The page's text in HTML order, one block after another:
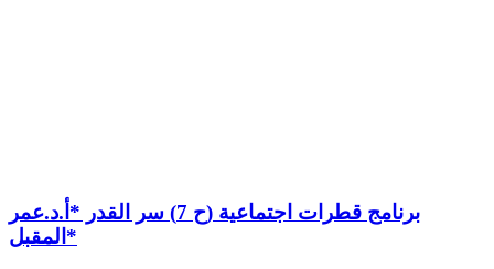
برنامج قطرات اجتماعية (ح 7) سر القدر *أ.د.عمر
المقبل*